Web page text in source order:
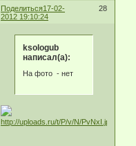
Поделиться 28
17-02-
2012 19:10:24
ksologub
написал(а):
На фото - нет